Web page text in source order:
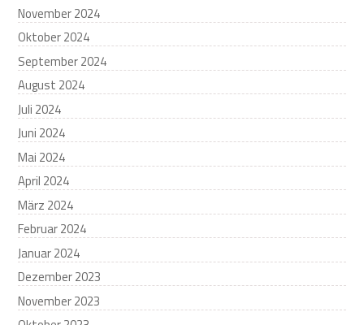
November 2024
Oktober 2024
September 2024
August 2024
Juli 2024
Juni 2024
Mai 2024
April 2024
März 2024
Februar 2024
Januar 2024
Dezember 2023
November 2023